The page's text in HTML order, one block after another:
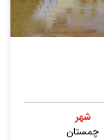
شهر
چمستان